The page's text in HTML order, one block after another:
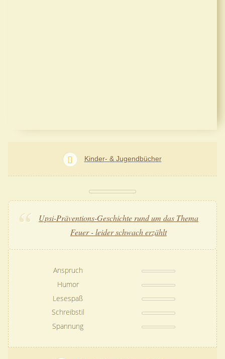
Kinder- & Jugendbücher
Upsi-Präventions-Geschichte rund um das Thema
Feuer - leider schwach erzählt
Anspruch
Humor
Lesespaß
Schreibstil
Spannung